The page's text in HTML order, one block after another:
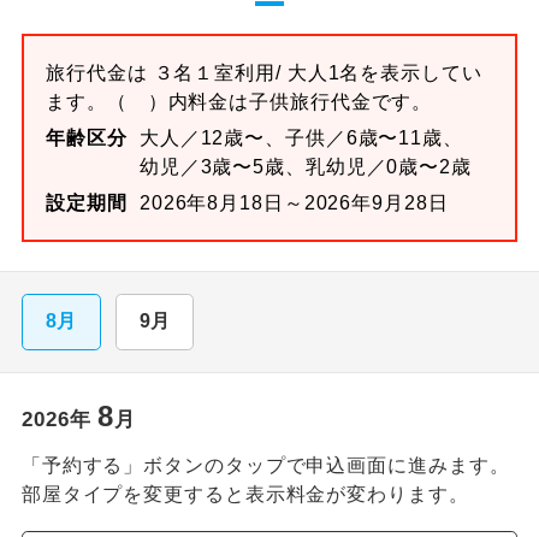
旅行代金は ３名１室利用/ 大人1名を表示してい
ます。
（ ）内料金は子供旅行代金です。
年齢区分
大人／12歳〜、子供／6歳〜11歳、
幼児／3歳〜5歳、乳幼児／0歳〜2歳
設定期間
2026年8月18日～2026年9月28日
8月 9月
2026年 8月
「予約する」ボタンのタップで申込画面に進みます。
部屋タイプを変更すると表示料金が変わります。